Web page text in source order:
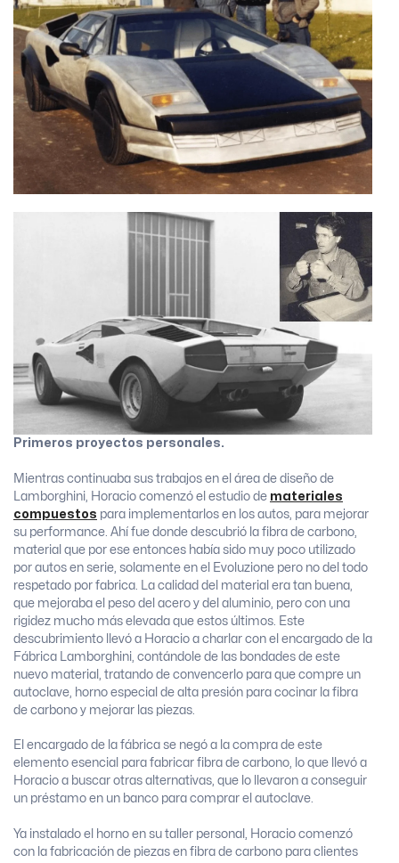
Primeros proyectos personales.
Mientras continuaba sus trabajos en el área de diseño de
Lamborghini, Horacio comenzó el estudio de materiales
compuestos para implementarlos en los autos, para mejorar
su performance. Ahí fue donde descubrió la fibra de carbono,
material que por ese entonces había sido muy poco utilizado
por autos en serie, solamente en el Evoluzione pero no del todo
respetado por fabrica. La calidad del material era tan buena,
que mejoraba el peso del acero y del aluminio, pero con una
rigidez mucho más elevada que estos últimos. Este
descubrimiento llevó a Horacio a charlar con el encargado de la
Fábrica Lamborghini, contándole de las bondades de este
nuevo material, tratando de convencerlo para que compre un
autoclave, horno especial de alta presión para cocinar la fibra
de carbono y mejorar las piezas.
El encargado de la fábrica se negó a la compra de este
elemento esencial para fabricar fibra de carbono, lo que llevó a
Horacio a buscar otras alternativas, que lo llevaron a conseguir
un préstamo en un banco para comprar el autoclave.
Ya instalado el horno en su taller personal, Horacio comenzó
con la fabricación de piezas en fibra de carbono para clientes